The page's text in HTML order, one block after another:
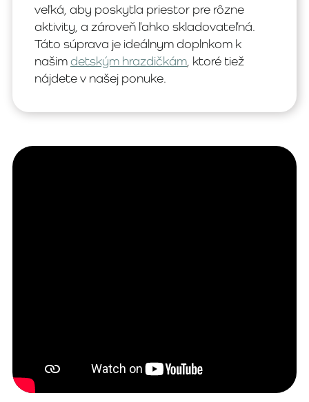
veľká, aby poskytla priestor pre rôzne
aktivity, a zároveň ľahko skladovateľná.
Táto súprava je ideálnym doplnkom k
našimdetským hrazdičkám , ktoré tiež
nájdete v našej ponuke.